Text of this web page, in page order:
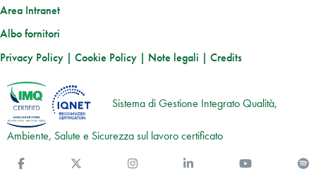
Area Intranet
Albo fornitori
Privacy Policy | Cookie Policy | Note legali | Credits
Sistema di Gestione Integrato Qualità,
Ambiente, Salute e Sicurezza sul lavoro certificato
You Tube